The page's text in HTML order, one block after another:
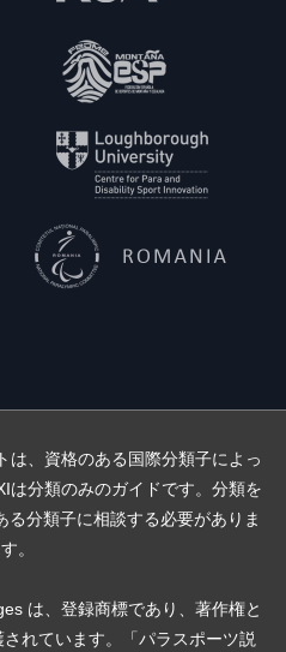
は、資格のある国際分類子によっ
は分類のみのガイドです。分類を
分類子に相談する必要がありま
す。
は、登録商標であり、著作権と
れています。「パラスポーツ説